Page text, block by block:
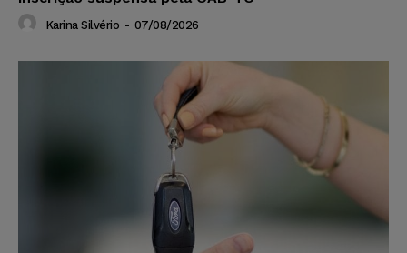
Karina Silvério - 07/08/2026